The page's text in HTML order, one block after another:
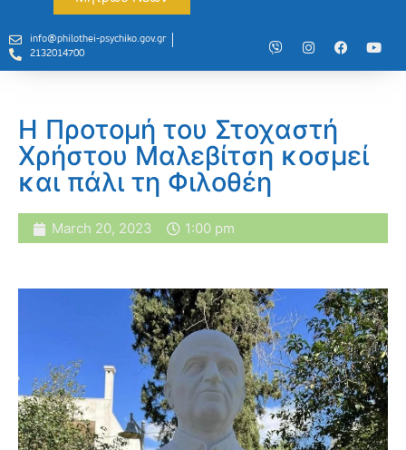
info@philothei-psychiko.gov.gr
2132014700
Η Προτομή του Στοχαστή
Χρήστου Μαλεβίτση κοσμεί
και πάλι τη Φιλοθέη
March 20, 2023 1:00 pm